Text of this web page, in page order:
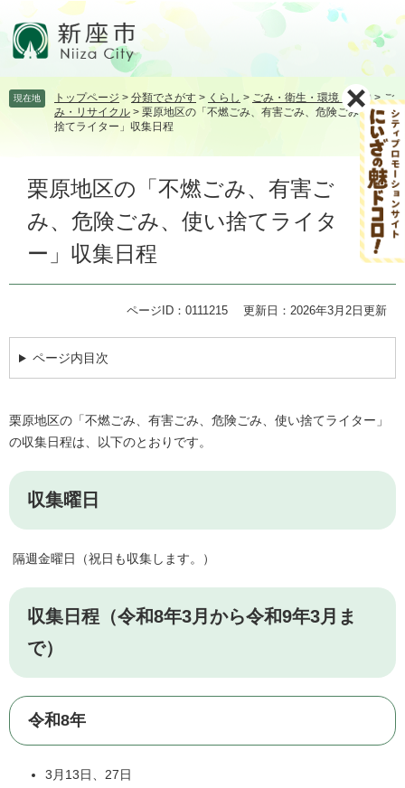
頭飛 現在地 トップページ > 分類でさがす > くらし > ごみ・衛生・環境・動物 >ご
み・リサイクル > 栗原地区の「不燃ごみ、有害ごみ、危険ごみ、使い
捨てライター」収集日程
栗原地区の「不燃ごみ、有害ご
み、危険ごみ、使い捨てライタ
ー」収集日程
ページID：0111215 更新日：2026年3月2日更新
ページ内目次
栗原地区の「不燃ごみ、有害ごみ、危険ごみ、使い捨てライター」
の収集日程は、以下のとおりです。
収集曜日
隔週金曜日（祝日も収集します。）
収集日程（令和8年3月から令和9年3月ま
で）
令和8年
3月13日、27日